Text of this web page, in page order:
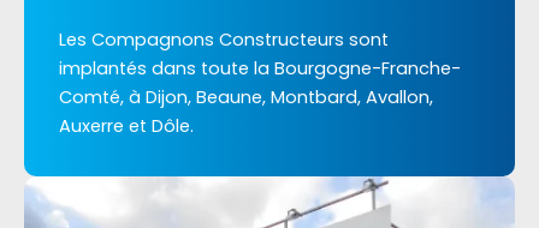
Les Compagnons Constructeurs sont
implantés dans toute la Bourgogne-Franche-
Comté, à Dijon, Beaune, Montbard, Avallon,
Auxerre et Dôle.